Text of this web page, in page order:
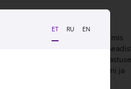
ET RU EN
aegade kõige täpsem sensor, mis
tarkvara abil saab hõlpsalt
ülikiire ja täpse
vähendades kaalu 68 grammini ja